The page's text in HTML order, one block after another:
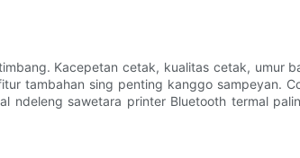
Kacepetan cetak, kualitas cetak, umur
tambahan sing penting kanggo sampeyan.
sawetara printer Bluetooth termal